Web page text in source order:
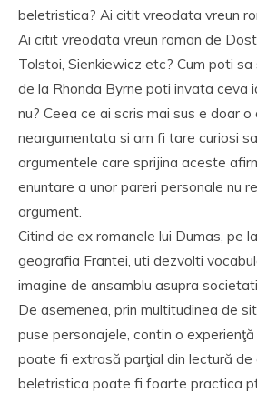
beletristica? Ai citit vreodata vreun
Ai citit vreodata vreun roman de
Tolstoi, Sienkiewicz etc? Cum poti
de la Rhonda Byrne poti invata ceva
nu? Ceea ce ai scris mai sus e doar
neargumentata si am fi tare curiosi
argumentele care sprijina aceste
enuntare a unor pareri personale nu
argument.
Citind de ex romanele lui Dumas, pe
geografia Frantei, uti dezvolti
imagine de ansamblu asupra
De asemenea, prin multitudinea de
puse personajele, contin o
poate fi extrasă parţial din lectură
beletristica poate fi foarte practica